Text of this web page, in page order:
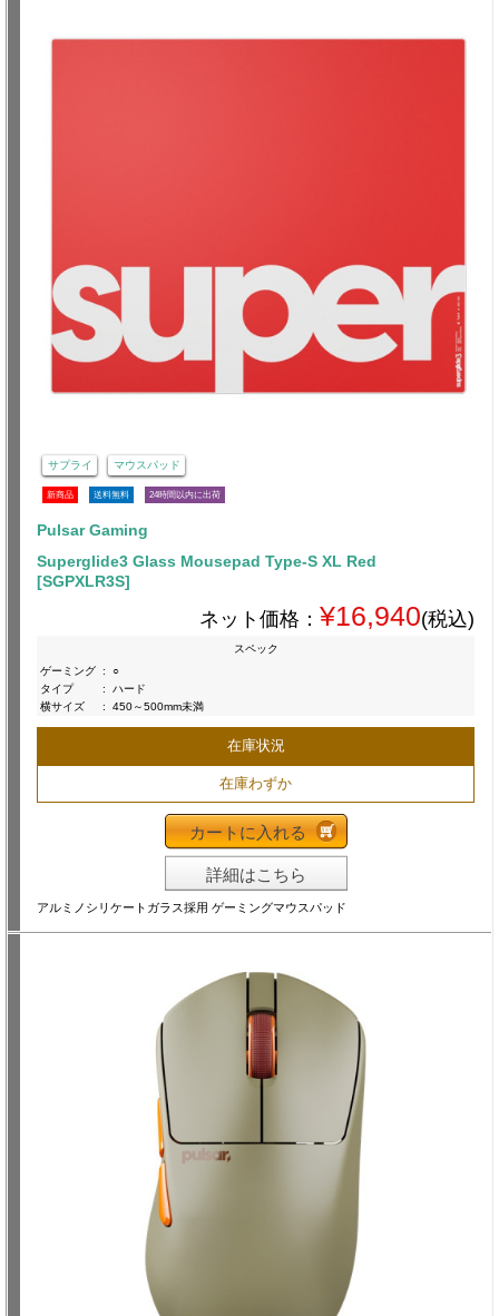
サプライ マウスパッド
新商品 送料無料 24時間以内に出荷
Pulsar Gaming
Superglide3 Glass Mousepad Type-S XL Red
[SGPXLR3S]
ネット価格： ¥16,940(税込)
スペック
ゲーミング :
○
タイプ
:
ハード
横サイズ
: 450～500mm未満
在庫状況
在庫わずか
カートに入れる
詳細はこちら
アルミノシリケートガラス採用 ゲーミングマウスパッド